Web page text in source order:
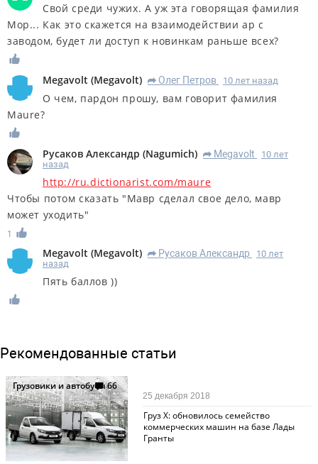
Свой среди чужих. А уж эта говорящая фамилия
Мор... Как это скажется на взаимодействии ар с
заводом, будет ли доступ к новинкам раньше всех?
Megavolt (Megavolt) R Олег Петров 10 лет назад
О чем, пардон прошу, вам говорит фамилия
Maure?
Русаков Александр (Nagumich) R Megavolt
10 лет
назад
http://ru.dictionarist.com/maure
Чтобы потом сказать "Мавр сделал свое дело, мавр
может уходить"
1
Megavolt (Megavolt) R Русаков Александр
10 лет
назад
Пять баллов ))
Рекомендованные статьи
Грузовики и автобусы66
Груз Х: обновилось семейство
коммерческих машин на базе Лады
Гранты
25 декабря 2018